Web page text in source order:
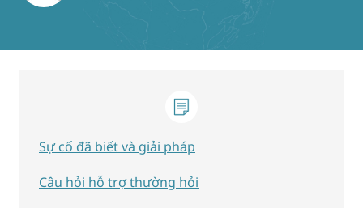
Sự cố đã biết và giải pháp
Câu hỏi hỗ trợ thường hỏi